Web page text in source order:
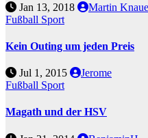
Jan 13, 2018
Martin
Fußball Sport
Kein Outing um jeden Preis
Jul 1, 2015
Jerome
Fußball Sport
Magath und der HSV